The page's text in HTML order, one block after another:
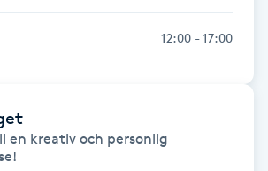
12:00 - 17:00
en kreativ och personlig